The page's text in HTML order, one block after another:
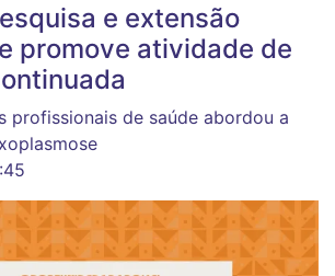
e extensão
promove atividade de
profissionais de saúde abordou a